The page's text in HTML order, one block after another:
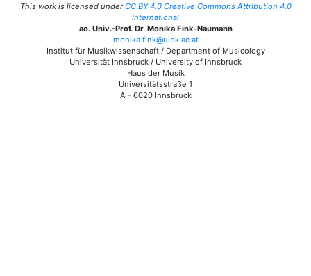
This work is licensed underCC BY 4.0 Creative Commons Attribution 4.0
International
ao. Univ.-Prof. Dr. Monika Fink-Naumann
monika.fink@uibk.ac.at
Institut für Musikwissenschaft / Department of Musicology
Universität Innsbruck / University of Innsbruck
Haus der Musik
Universitätsstraße 1
A - 6020 Innsbruck